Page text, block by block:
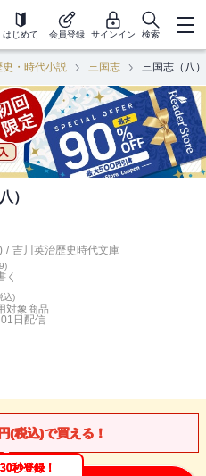
はじめて 会員登録 サインイン 検索
史・時代小説 三国志 三国志（八）
）
/ 吉川英治歴史時代文庫
)
く
込)
対象商品
日 配信
(税込)で買える！
秒登録！